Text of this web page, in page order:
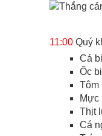
11:00 Quý
Cá
Ốc
Tôm
Mực
Thịt
Cá